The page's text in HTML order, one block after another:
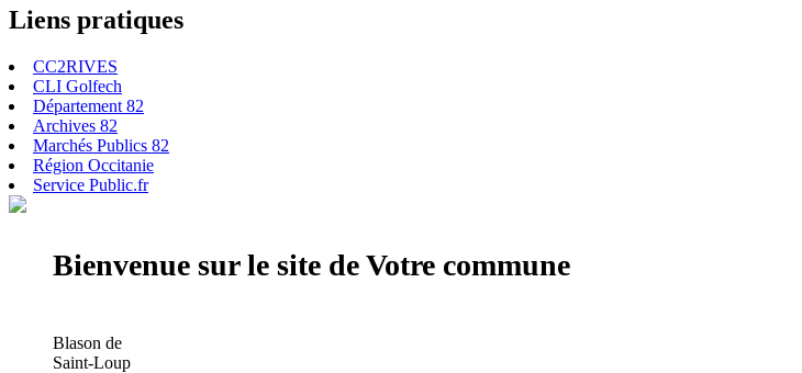
Liens pratiques
CC2RIVES
CLI Golfech
Département 82
Archives 82
Marchés Publics 82
Région Occitanie
Service Public.fr
Bienvenue sur le site de Votre commune
Blason de
Saint-Loup